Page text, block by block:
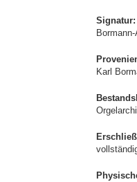
Signatur:
Karl